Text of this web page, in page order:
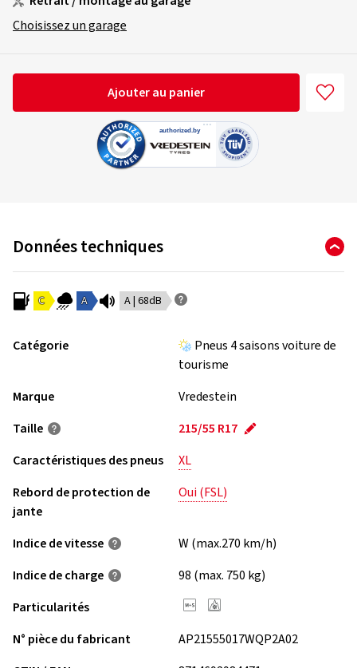
Choisissez un garage
Ajouter au panier
Données techniques
C A A | 68dB
Catégorie
Pneus 4 saisons voiture de
tourisme
Marque
Vredestein
Taille
215/55 R17
Caractéristiques des pneus
XL
Rebord de protection de
jante
Oui (FSL)
Indice de vitesse
W (max.270 km/h)
Indice de charge
98 (max. 750 kg)
Particularités
N° pièce du fabricant
AP21555017WQP2A02